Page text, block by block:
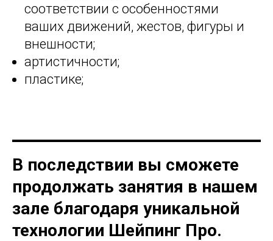
соответствии с особенностями
ваших движений, жестов, фигуры и
внешности;
артистичности;
пластике;
В последствии вы сможете
продолжать занятия в нашем
зале благодаря уникальной
технологии Шейпинг Про.